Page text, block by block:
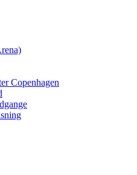
Copenhagen